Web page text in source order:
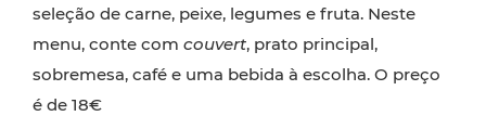
seleção de carne, peixe, legumes e fruta. Neste
menu, conte com couvert, prato principal,
sobremesa, café e uma bebida à escolha. O preço
é de 18€